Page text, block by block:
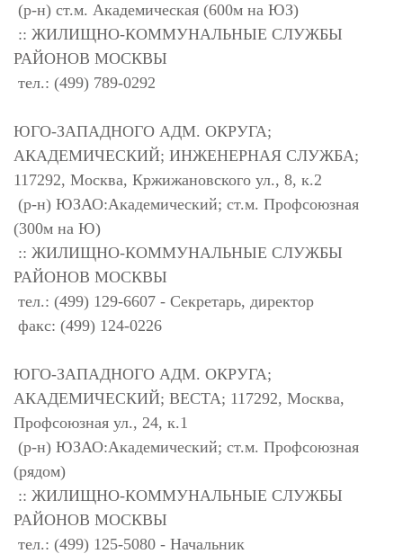
(р-н) ст.м. Академическая (600м на ЮЗ)
:: ЖИЛИЩНО-КОММУНАЛЬНЫЕ СЛУЖБЫ
РАЙОНОВ МОСКВЫ
тел.: (499) 789-0292
ЮГО-ЗАПАДНОГО АДМ. ОКРУГА;
АКАДЕМИЧЕСКИЙ; ИНЖЕНЕРНАЯ СЛУЖБА;
117292, Москва, Кржижановского ул., 8, к.2
(р-н) ЮЗАО:Академический; ст.м. Профсоюзная
(300м на Ю)
:: ЖИЛИЩНО-КОММУНАЛЬНЫЕ СЛУЖБЫ
РАЙОНОВ МОСКВЫ
тел.: (499) 129-6607 - Секретарь, директор
факс: (499) 124-0226
ЮГО-ЗАПАДНОГО АДМ. ОКРУГА;
АКАДЕМИЧЕСКИЙ; ВЕСТА; 117292, Москва,
Профсоюзная ул., 24, к.1
(р-н) ЮЗАО:Академический; ст.м. Профсоюзная
(рядом)
:: ЖИЛИЩНО-КОММУНАЛЬНЫЕ СЛУЖБЫ
РАЙОНОВ МОСКВЫ
тел.: (499) 125-5080 - Начальник